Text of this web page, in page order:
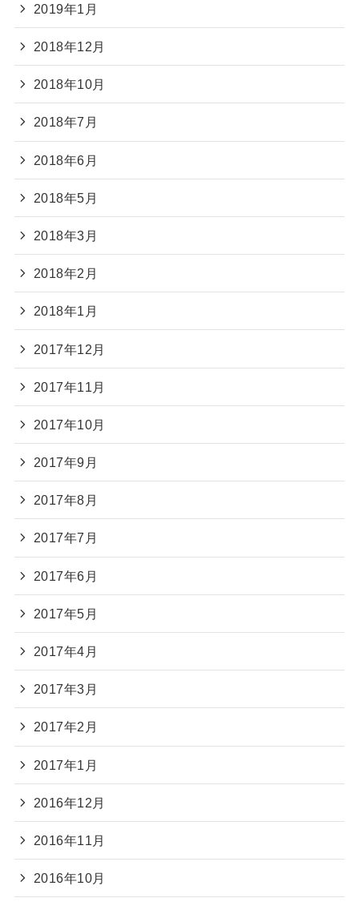
2019年1月
2018年12月
2018年10月
2018年7月
2018年6月
2018年5月
2018年3月
2018年2月
2018年1月
2017年12月
2017年11月
2017年10月
2017年9月
2017年8月
2017年7月
2017年6月
2017年5月
2017年4月
2017年3月
2017年2月
2017年1月
2016年12月
2016年11月
2016年10月